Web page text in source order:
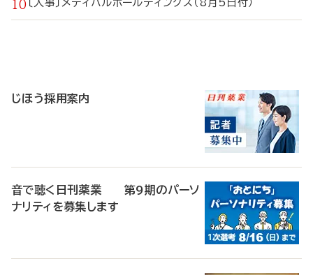
〔人事〕メディパルホールディングス（8月5日付）
じほう採用案内
音で聴く日刊薬業 第9期のパーソ
ナリティを募集します